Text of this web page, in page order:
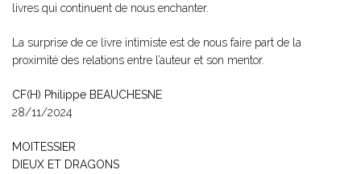
livres qui continuent de nous enchanter.
La surprise de ce livre intimiste est de nous faire part de la
proximité des relations entre l’auteur et son mentor.
CF(H) Philippe BEAUCHESNE
28/11/2024
MOITESSIER
DIEUX ET DRAGONS